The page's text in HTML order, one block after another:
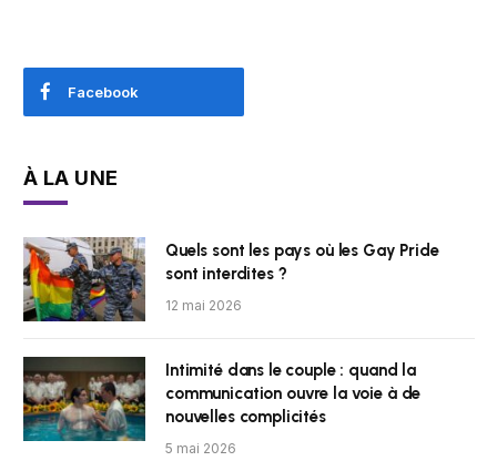
Facebook
À LA UNE
Quels sont les pays où les Gay Pride
sont interdites ?
12 mai 2026
Intimité dans le couple : quand la
communication ouvre la voie à de
nouvelles complicités
5 mai 2026